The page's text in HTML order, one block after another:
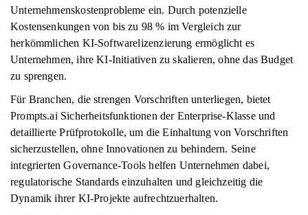
Unternehmenskostenprobleme ein. Durch potenzielle
Kostensenkungen von bis zu 98 % im Vergleich zur
herkömmlichen KI-Softwarelizenzierung ermöglicht es
Unternehmen, ihre KI-Initiativen zu skalieren, ohne das Budget
zu sprengen.
Für Branchen, die strengen Vorschriften unterliegen, bietet
Prompts.ai Sicherheitsfunktionen der Enterprise-Klasse und
detaillierte Prüfprotokolle, um die Einhaltung von Vorschriften
sicherzustellen, ohne Innovationen zu behindern. Seine
integrierten Governance-Tools helfen Unternehmen dabei,
regulatorische Standards einzuhalten und gleichzeitig die
Dynamik ihrer KI-Projekte aufrechtzuerhalten.